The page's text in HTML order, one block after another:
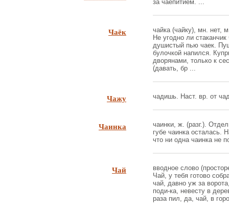
за чаепитием. ...
Чаёк
чайка (чайку), мн. нет,
Не угодно ли
душистый пью чаек.
булочкой напился.
дворянами, только к
(давать, бр ...
Чажу чадишь. Наст. вр. от
Чаинка
чаинки, ж. (разг.).
губе чаинка осталась.
что ни одна чаинка не
Чай
вводное слово
Чай, у тебя готово
чай, давно уж за
поди-ка, невесту в
раза пил, да, чай, в